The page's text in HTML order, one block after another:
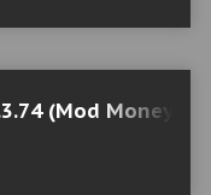
(Mod Money)